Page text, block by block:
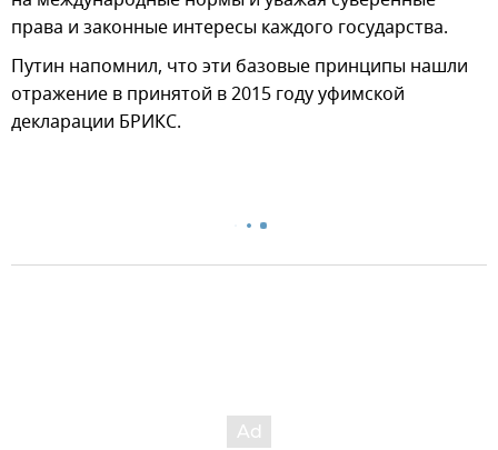
права и законные интересы каждого государства.
Путин напомнил, что эти базовые принципы нашли
отражение в принятой в 2015 году уфимской
декларации БРИКС.